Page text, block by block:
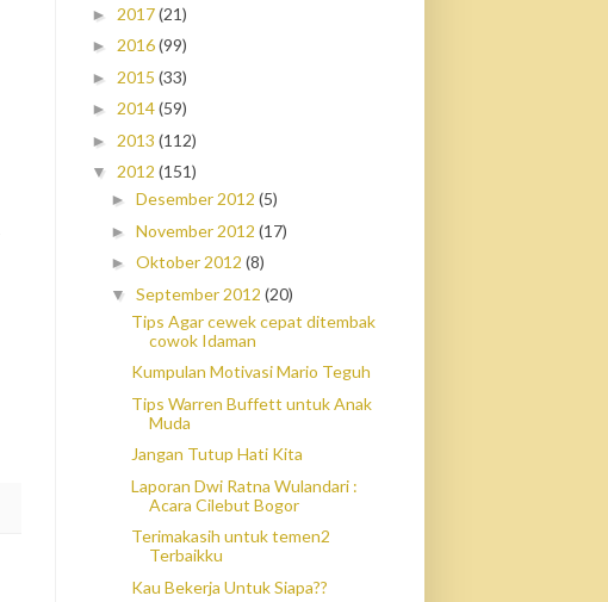
► 2017(21)
► 2016(99)
► 2015 (33)
► 2014(59)
► 2013 (112)
▼ 2012 (151)
►Desember 2012(5)
►November 2012(17)
►Oktober 2012(8)
▼September 2012(20)
Tips Agar cewek cepat ditembak
cowok Idaman
Kumpulan Motivasi Mario Teguh
Tips Warren Buffett untuk Anak
Muda
Jangan Tutup Hati Kita
Laporan Dwi Ratna Wulandari :
Acara Cilebut Bogor
Terimakasih untuk temen2
Terbaikku
Kau Bekerja Untuk Siapa??